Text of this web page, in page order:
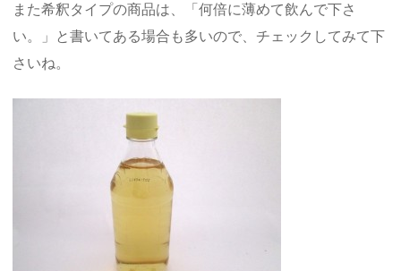
また希釈タイプの商品は、「何倍に薄めて飲んで下さ
い。」と書いてある場合も多いので、チェックしてみて下
さいね。